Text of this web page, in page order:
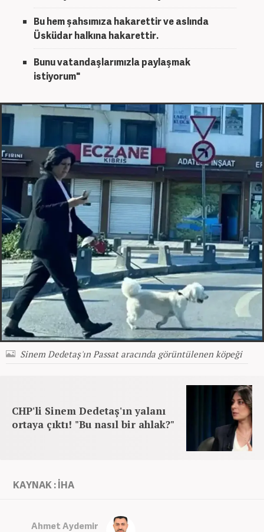
Bu hem şahsımıza hakarettir ve aslında
Üsküdar halkına hakarettir.
Bunu vatandaşlarımızla paylaşmak
istiyorum"
Sinem Dedetaş'ın Passat aracında görüntülenen köpeği
CHP'li Sinem Dedetaş'ın yalanı
ortaya çıktı! "Bu nasıl bir ahlak?"
KAYNAK : İHA
Ahmet Aydemir